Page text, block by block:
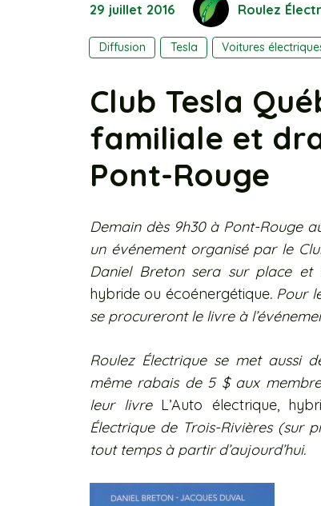
29 juillet 2016 Roulez
Diffusion Tesla Voitures
Club Tesla
familiale et
Pont-Rouge
Demain dès 9h30 à Pont-Rouge
un événement organisé par le
Daniel Breton sera sur place
hybride ou écoénergétique. Pour
se procureront le livre à
Roulez Électrique se met
même rabais de 5 $ aux
leur livre L’Auto électrique,
Électrique de Trois-Rivières (sur
tout temps à partir d’aujourd’hui.